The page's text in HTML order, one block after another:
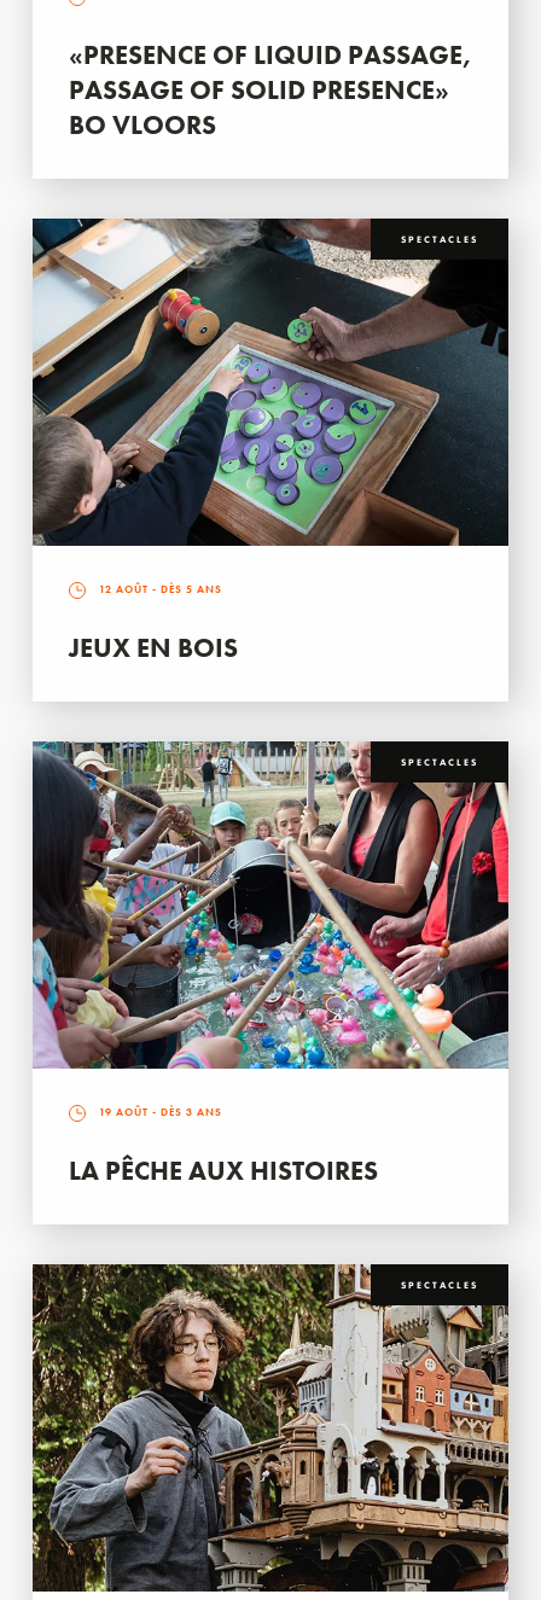
«PRESENCE OF LIQUID PASSAGE,
PASSAGE OF SOLID PRESENCE»
BO VLOORS
SPECTACLES
12 AOÛT - DÈS 5 ANS
JEUX EN BOIS
SPECTACLES
19 AOÛT - DÈS 3 ANS
LA PÊCHE AUX HISTOIRES
SPECTACLES